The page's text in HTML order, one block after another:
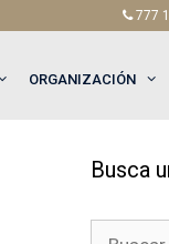
777
ORGANIZACIÓN
Busca